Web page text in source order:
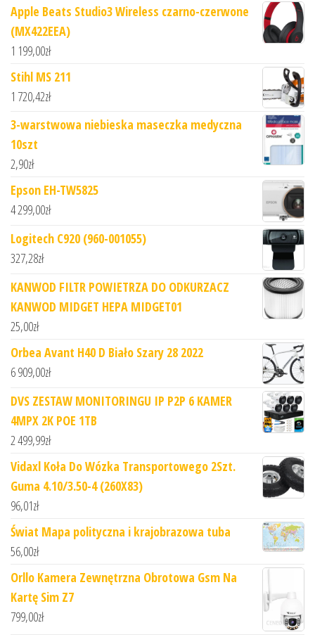
Apple Beats Studio3 Wireless czarno-czerwone
(MX422EEA)
1 199,00zł
Stihl MS 211
1 720,42zł
3-warstwowa niebieska maseczka medyczna
10szt
2,90zł
Epson EH-TW5825
4 299,00zł
Logitech C920 (960-001055)
327,28zł
KANWOD FILTR POWIETRZA DO ODKURZACZ
KANWOD MIDGET HEPA MIDGET01
25,00zł
Orbea Avant H40 D Biało Szary 28 2022
6 909,00zł
DVS ZESTAW MONITORINGU IP P2P 6 KAMER
4MPX 2K POE 1TB
2 499,99zł
Vidaxl Koła Do Wózka Transportowego 2Szt.
Guma 4.10/3.50-4 (260X83)
96,01zł
Świat Mapa polityczna i krajobrazowa tuba
56,00zł
Orllo Kamera Zewnętrzna Obrotowa Gsm Na
Kartę Sim Z7
799,00zł